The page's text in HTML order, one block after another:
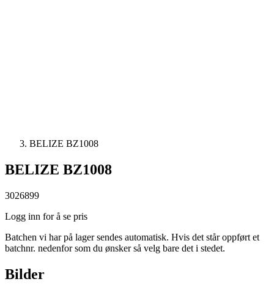
BELIZE BZ1008
BELIZE BZ1008
3026899
Logg inn for å se pris
Batchen vi har på lager sendes automatisk. Hvis det står oppført et
batchnr. nedenfor som du ønsker så velg bare det i stedet.
Bilder